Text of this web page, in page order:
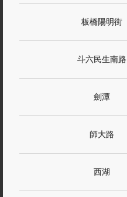
板橋陽明街
斗六民生南路
劍潭
師大路
西湖